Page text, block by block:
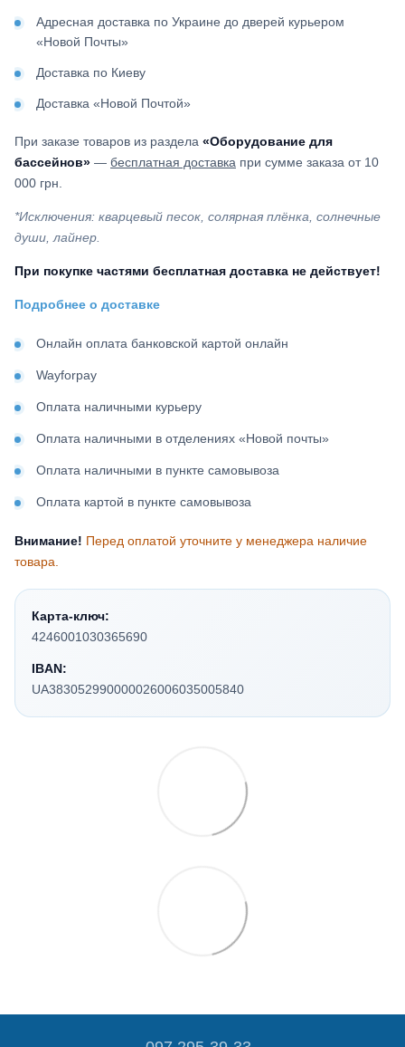
Адресная доставка по Украине до дверей курьером
«Новой Почты»
Доставка по Киеву
Доставка «Новой Почтой»
При заказе товаров из раздела «Оборудование для
бассейнов» — бесплатная доставка при сумме заказа от 10
000 грн.
*Исключения: кварцевый песок, солярная плёнка, солнечные
души, лайнер.
При покупке частями бесплатная доставка не действует!
Подробнее о доставке
Онлайн оплата банковской картой онлайн
Wayforpay
Оплата наличными курьеру
Оплата наличными в отделениях «Новой почты»
Оплата наличными в пункте самовывоза
Оплата картой в пункте самовывоза
Внимание! Перед оплатой уточните у менеджера наличие
товара.
Карта-ключ:
4246001030365690
IBAN:
UA383052990000026006035005840